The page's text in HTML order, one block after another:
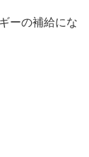
の補給にな